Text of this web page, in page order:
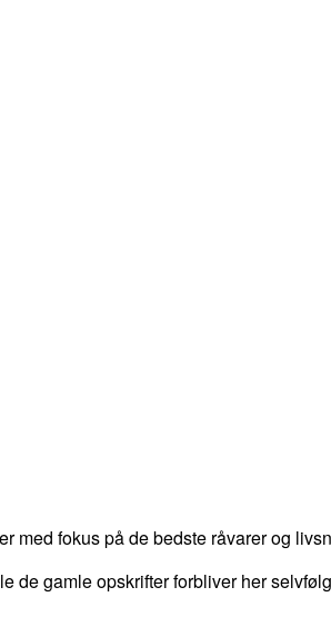
fokus på de bedste råvarer og
de gamle opskrifter forbliver her